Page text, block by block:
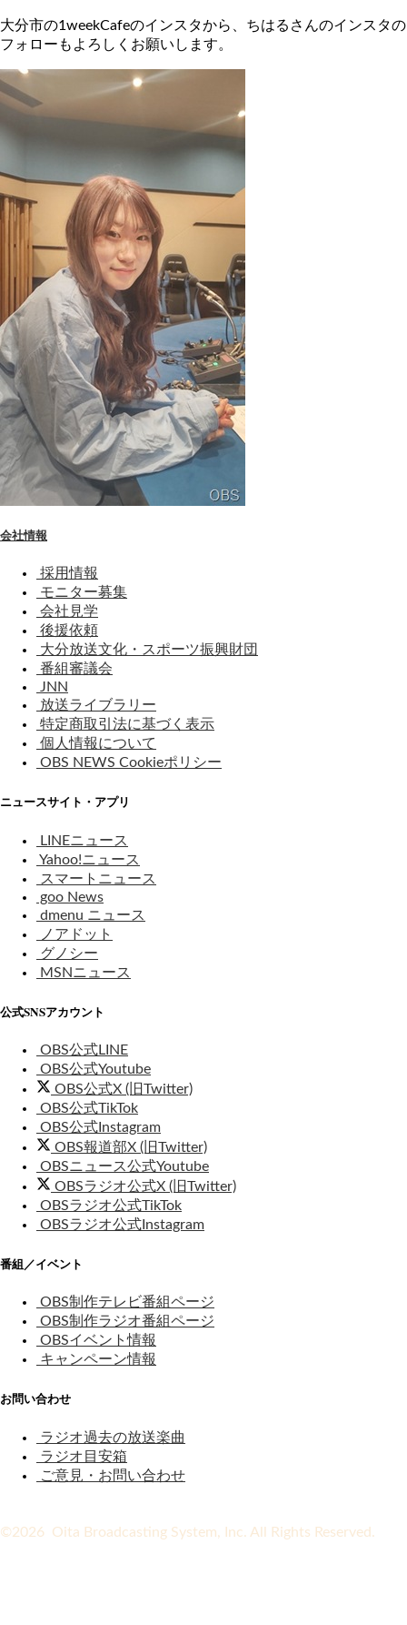
大分市の1weekCafeのインスタから、ちはるさんのインスタの
フォローもよろしくお願いします。
会社情報
採用情報
モニター募集
会社見学
後援依頼
大分放送文化・スポーツ振興財団
番組審議会
JNN
放送ライブラリー
特定商取引法に基づく表示
個人情報について
OBS NEWS Cookieポリシー
ニュースサイト・アプリ
LINEニュース
Yahoo!ニュース
スマートニュース
goo News
dmenu ニュース
ノアドット
グノシー
MSNニュース
公式SNSアカウント
OBS公式LINE
OBS公式Youtube
OBS公式X (旧Twitter)
OBS公式TikTok
OBS公式Instagram
OBS報道部X (旧Twitter)
OBSニュース公式Youtube
OBSラジオ公式X (旧Twitter)
OBSラジオ公式TikTok
OBSラジオ公式Instagram
番組／イベント
OBS制作テレビ番組ページ
OBS制作ラジオ番組ページ
OBSイベント情報
キャンペーン情報
お問い合わせ
ラジオ過去の放送楽曲
ラジオ目安箱
ご意見・お問い合わせ
©2026 Oita Broadcasting System, Inc. All Rights Reserved.